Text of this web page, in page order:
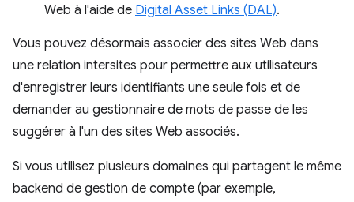
Web à l'aide de Digital Asset Links (DAL).
Vous pouvez désormais associer des sites Web dans
une relation intersites pour permettre aux utilisateurs
d'enregistrer leurs identifiants une seule fois et de
demander au gestionnaire de mots de passe de les
suggérer à l'un des sites Web associés.
Si vous utilisez plusieurs domaines qui partagent le même
backend de gestion de compte (par exemple,